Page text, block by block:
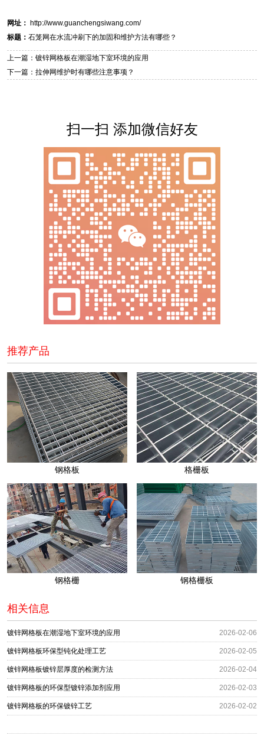
网址： http://www.guanchengsiwang.com/
标题： 石笼网在水流冲刷下的加固和维护方法有哪些？
上一篇：镀锌网格板在潮湿地下室环境的应用
下一篇：拉伸网维护时有哪些注意事项？
扫一扫 添加微信好友
推荐产品
钢格板 格栅板
钢格栅 钢格栅板
相关信息
镀锌网格板在潮湿地下室环境的应用 2026-02-06
镀锌网格板环保型钝化处理工艺 2026-02-05
镀锌网格板镀锌层厚度的检测方法 2026-02-04
镀锌网格板的环保型镀锌添加剂应用 2026-02-03
镀锌网格板的环保镀锌工艺 2026-02-02